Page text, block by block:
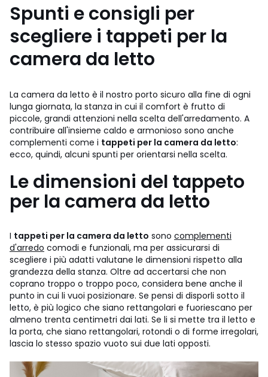
Spunti e consigli per
scegliere i tappeti per la
camera da letto
La camera da letto è il nostro porto sicuro alla fine di ogni
lunga giornata, la stanza in cui il comfort è frutto di
piccole, grandi attenzioni nella scelta dell'arredamento. A
contribuire all'insieme caldo e armonioso sono anche
complementi come i tappeti per la camera da letto:
ecco, quindi, alcuni spunti per orientarsi nella scelta.
Le dimensioni del tappeto
per la camera da letto
I tappeti per la camera da letto sono complementi
d'arredo comodi e funzionali, ma per assicurarsi di
scegliere i più adatti valutane le dimensioni rispetto alla
grandezza della stanza. Oltre ad accertarsi che non
coprano troppo o troppo poco, considera bene anche il
punto in cui li vuoi posizionare. Se pensi di disporli sotto il
letto, è più logico che siano rettangolari e fuoriescano per
almeno trenta centimetri dai lati. Se li si mette tra il letto e
la porta, che siano rettangolari, rotondi o di forme irregolari,
lascia lo stesso spazio vuoto sui due lati opposti.